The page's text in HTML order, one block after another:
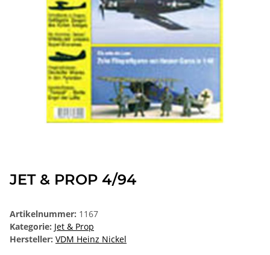
JET & PROP 4/94
Artikelnummer: 1167
Kategorie: Jet & Prop
Hersteller: VDM Heinz Nickel